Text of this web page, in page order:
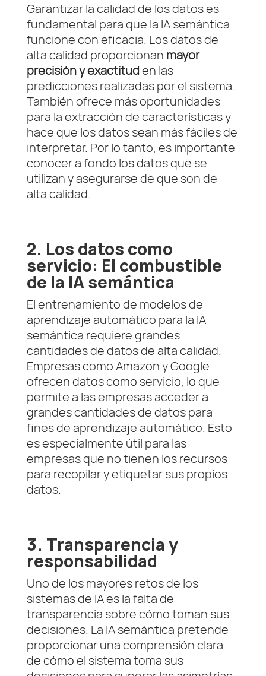
Garantizar la calidad de los datos es
fundamental para que la IA semántica
funcione con eficacia. Los datos de
alta calidad proporcionan mayor
precisión y exactituden las
predicciones realizadas por el sistema.
También ofrece más oportunidades
para la extracción de características y
hace que los datos sean más fáciles de
interpretar. Por lo tanto, es importante
conocer a fondo los datos que se
utilizan y asegurarse de que son de
alta calidad.
2. Los datos como
servicio: El combustible
de la IA semántica
El entrenamiento de modelos de
aprendizaje automático para la IA
semántica requiere grandes
cantidades de datos de alta calidad.
Empresas como Amazon y Google
ofrecen datos como servicio, lo que
permite a las empresas acceder a
grandes cantidades de datos para
fines de aprendizaje automático. Esto
es especialmente útil para las
empresas que no tienen los recursos
para recopilar y etiquetar sus propios
datos.
3. Transparencia y
responsabilidad
Uno de los mayores retos de los
sistemas de IA es la falta de
transparencia sobre cómo toman sus
decisiones. La IA semántica pretende
proporcionar una comprensión clara
de cómo el sistema toma sus